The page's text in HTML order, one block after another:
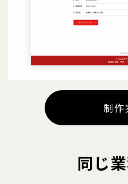
制作
同じ